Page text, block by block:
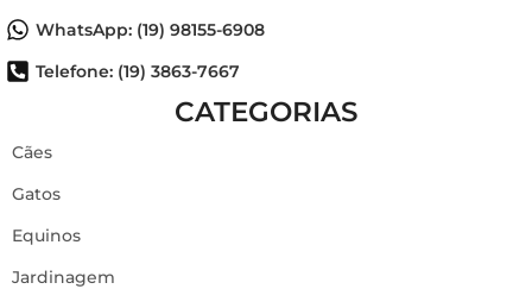
WhatsApp: (19) 98155-6908
Telefone: (19) 3863-7667
CATEGORIAS
Cães
Gatos
Equinos
Jardinagem